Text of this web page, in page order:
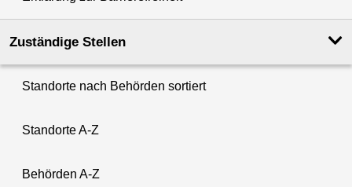
Zuständige Stellen
Standorte nach Behörden sortiert
Standorte A-Z
Behörden A-Z